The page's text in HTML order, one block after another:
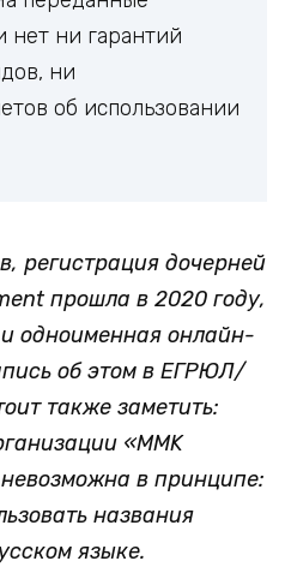
нет ни гарантий
ни
об использовании
регистрация дочерней
прошла в 2020 году,
одноименная онлайн-
об этом в ЕГРЮЛ/
также заметить:
«MMK
в принципе:
названия
языке.